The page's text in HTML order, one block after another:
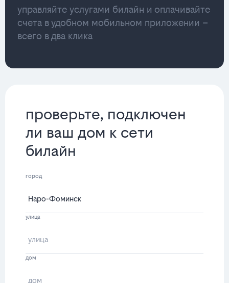
управляйте услугами билайн и оплачивайте
счета в удобном мобильном приложении –
всего в два клика
проверьте, подключен
ли ваш дом к сети
билайн
город
улица
дом